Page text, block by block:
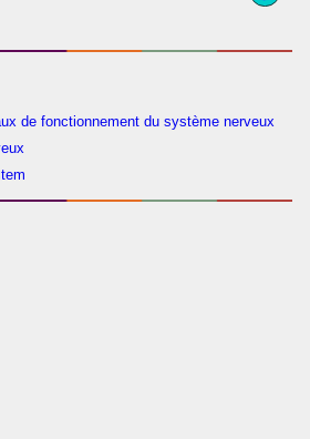
de fonctionnement du système nerveux